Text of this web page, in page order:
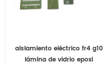
aislamiento eléctrico fr4 g10
lámina de vidrio epoxi